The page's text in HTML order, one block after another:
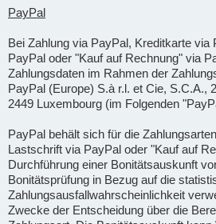
PayPal
Bei Zahlung via PayPal, Kreditkarte via
PayPal oder "Kauf auf Rechnung" via
Zahlungsdaten im Rahmen der
PayPal (Europe) S.à r.l. et Cie, S.C.A.,
2449 Luxembourg (im Folgenden
PayPal behält sich für die
Lastschrift via PayPal oder "Kauf auf
Durchführung einer Bonitätsauskunft
Bonitätsprüfung in Bezug auf die
Zahlungsausfallwahrscheinlichkeit
Zwecke der Entscheidung über die